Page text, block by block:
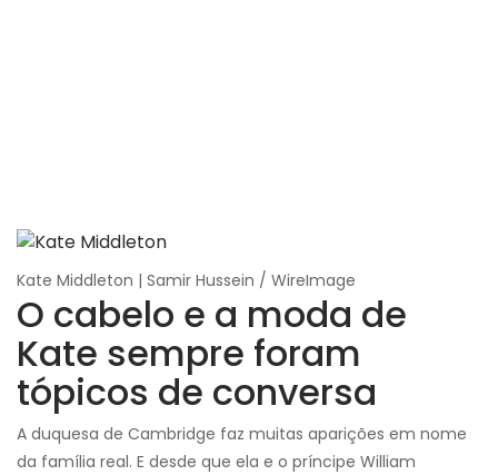
Kate Middleton | Samir Hussein / WireImage
O cabelo e a moda de
Kate sempre foram
tópicos de conversa
A duquesa de Cambridge faz muitas aparições em nome
da família real. E desde que ela e o príncipe William